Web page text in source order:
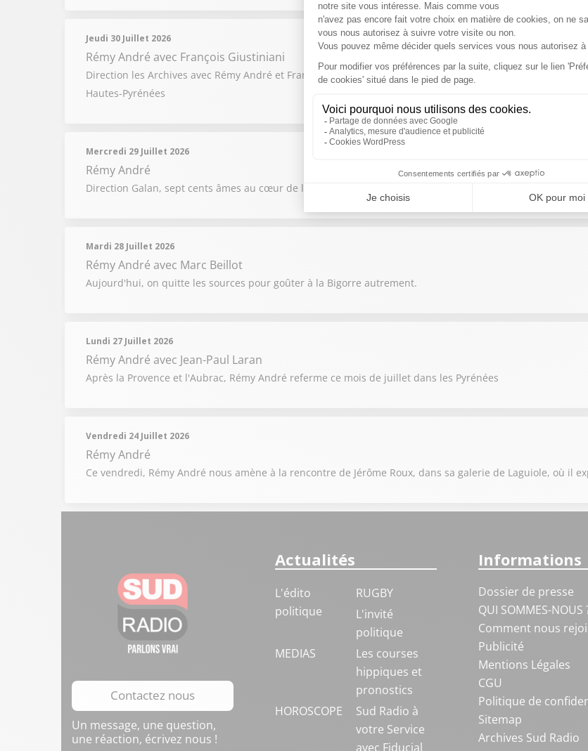
Jeudi 30 Juillet 2026
Rémy André avec François Giustiniani
Direction les Archives avec Rémy André et François Giustiniani, conservateur général du patrimoine et
Hautes-Pyrénées
Mercredi 29 Juillet 2026
Rémy André
Direction Galan, sept cents âmes au cœur de la Bigorre, où se prépare pour dimanche prochain, le 2
Mardi 28 Juillet 2026
Rémy André avec Marc Beillot
Aujourd'hui, on quitte les sources pour goûter à la Bigorre autrement.
Lundi 27 Juillet 2026
Rémy André avec Jean-Paul Laran
Après la Provence et l'Aubrac, Rémy André referme ce mois de juillet dans les Pyrénées
Vendredi 24 Juillet 2026
Rémy André
Ce vendredi, Rémy André nous amène à la rencontre de Jérôme Roux, dans sa galerie de Laguiole, où il
Contactez nous
Un message, une question,
une réaction, écrivez nous !
Actualités
L'édito
politique
RUGBY
L'invité
politique
MEDIAS
Les courses
hippiques et
pronostics
HOROSCOPE
Sud Radio à
votre Service
avec Fiducial
Informations
Dossier de presse
QUI SOMMES-NOUS
Comment nous
Publicité
Mentions Légales
CGU
Politique de
Sitemap
Archives Sud Radio